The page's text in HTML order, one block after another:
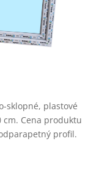
sklopné, plastové
cm. Cena produktu
profil.
súbory